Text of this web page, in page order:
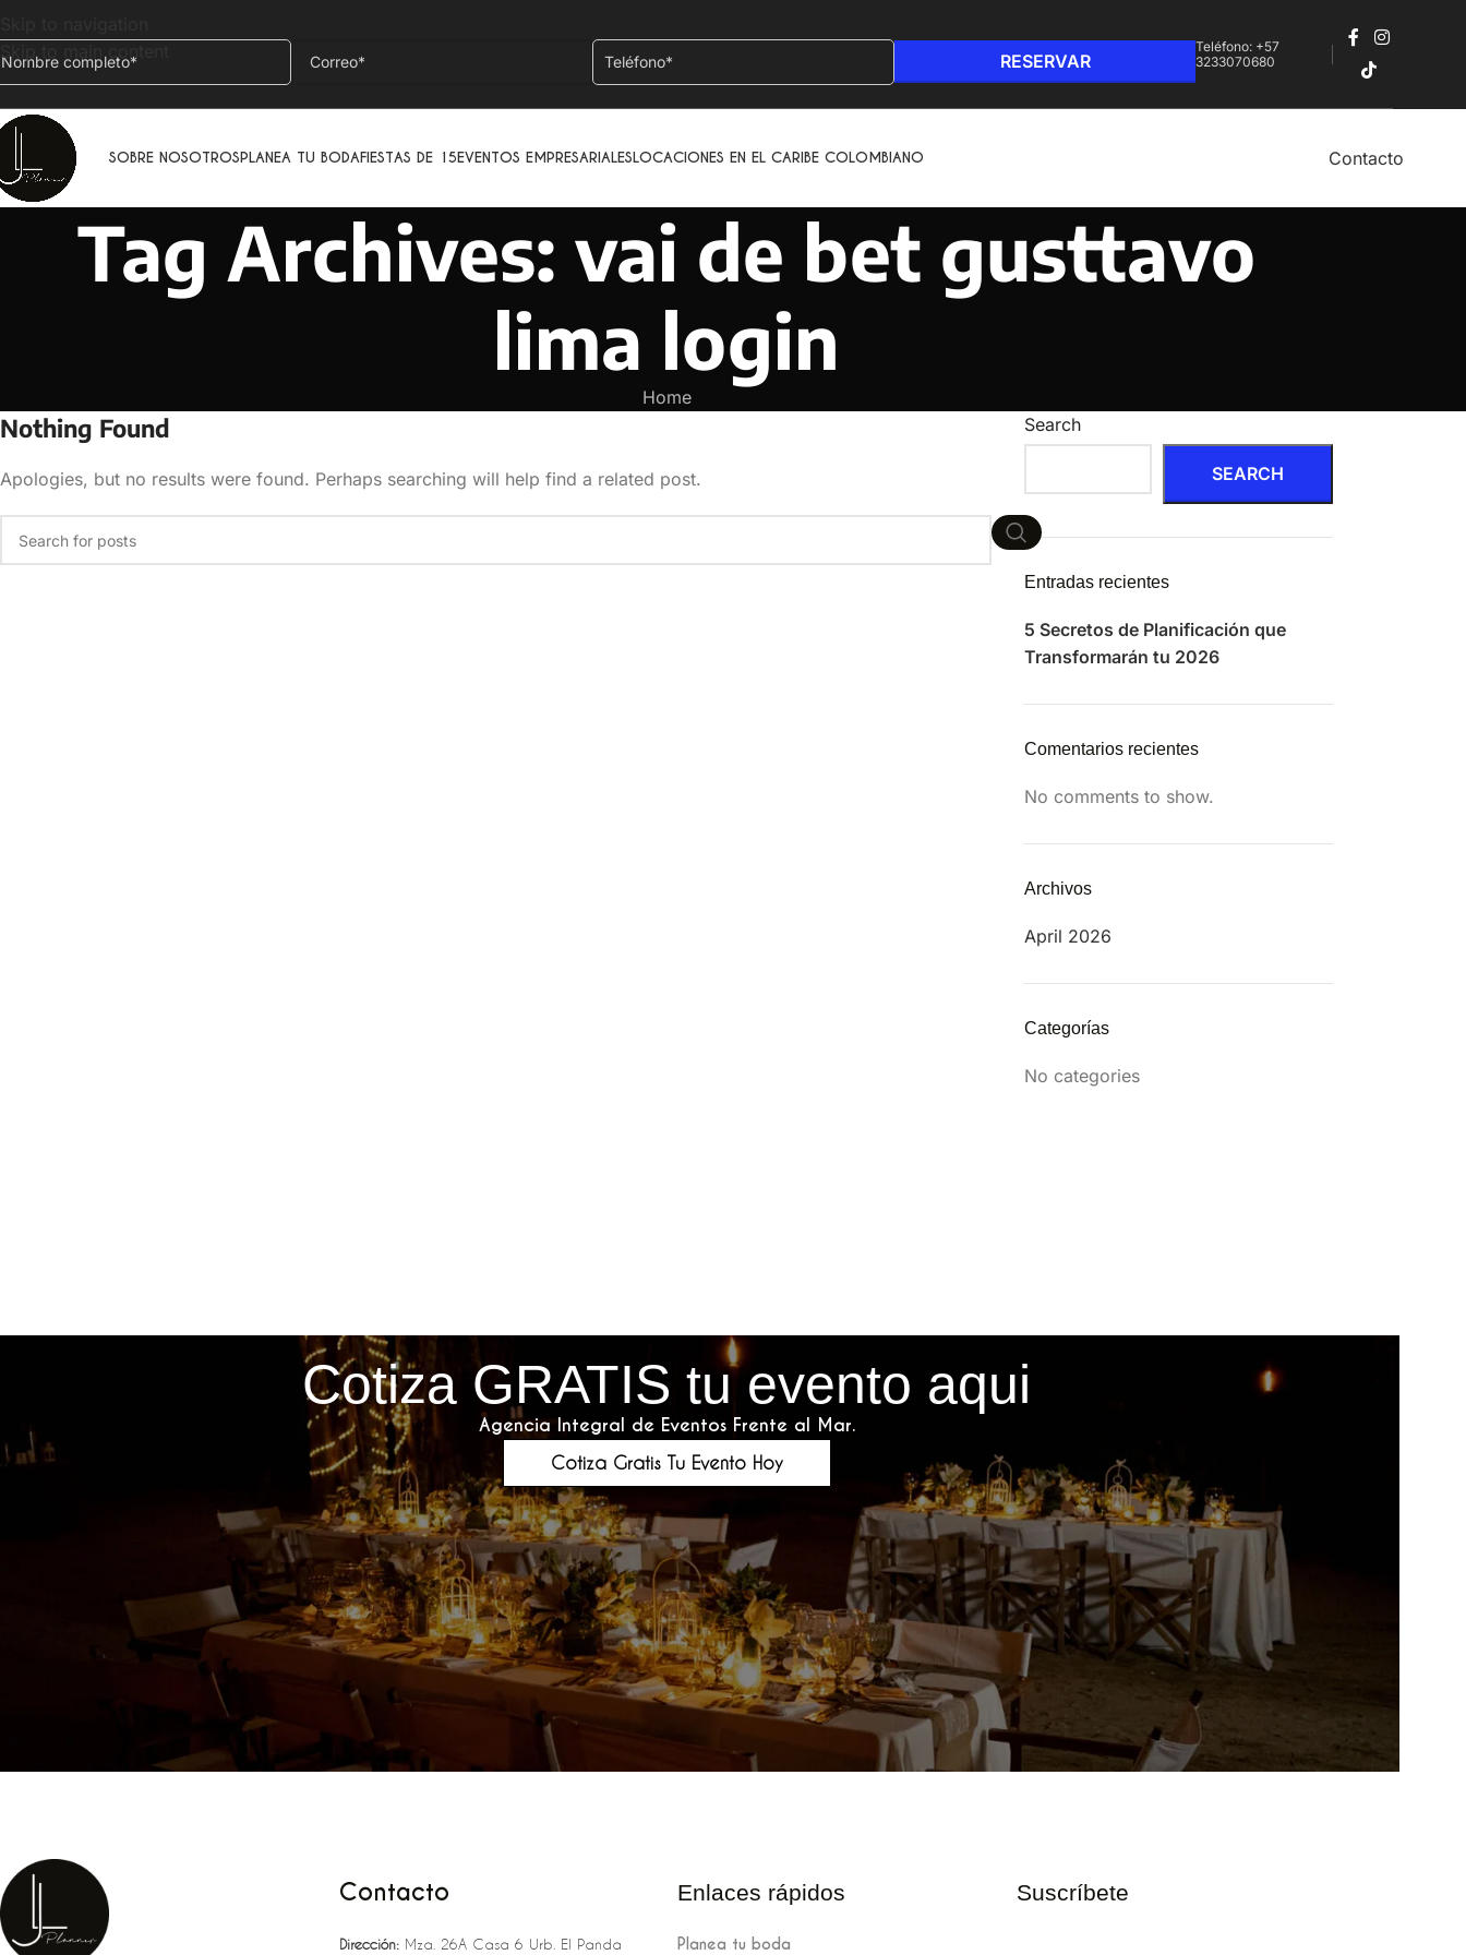
Skip to main content
Teléfono: +57
3233070680‬
SOBRE NOSOTROSPLANEA TU BODAFIESTAS DE 15EVENTOS EMPRESARIALESLOCACIONES EN EL CARIBE COLOMBIANO Contacto
Tag Archives: vai de bet gusttavo
lima login
Home
Nothing Found
Apologies, but no results were found. Perhaps searching will help find a related post.
Search
SEARCH
Entradas recientes
5 Secretos de Planificación que
Transformarán tu 2026
Comentarios recientes
No comments to show.
Archivos
April 2026
Categorías
No categories
Cotiza GRATIS tu evento aqui
Agencia Integral de Eventos Frente al Mar.
Cotiza Gratis Tu Evento Hoy
Contacto
Dirección:Mza. 26A Casa 6 Urb. El Panda
Enlaces rápidos
Planea tu boda
Suscríbete